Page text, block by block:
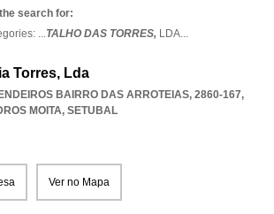
search for:
...TALHO DAS TORRES, LDA...
Torres, Lda
BAIRRO DAS ARROTEIAS, 2860-167,
MOITA, SETUBAL
Ver no Mapa